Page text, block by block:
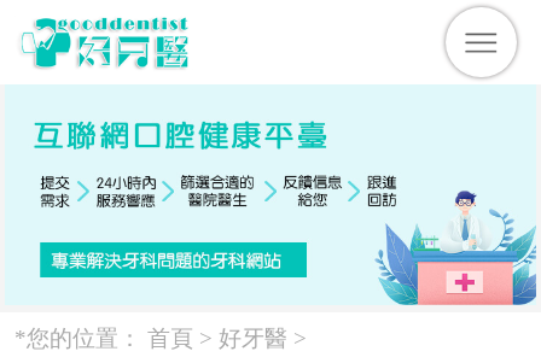
*您的位置： 首頁 > 好牙醫 >